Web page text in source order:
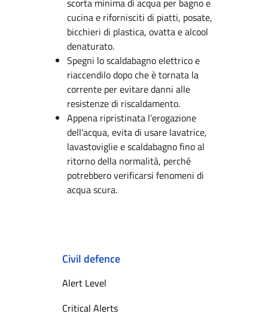
scorta minima di acqua per bagno e
cucina e rifornisciti di piatti, posate,
bicchieri di plastica, ovatta e alcool
denaturato.
Spegni lo scaldabagno elettrico e
riaccendilo dopo che è tornata la
corrente per evitare danni alle
resistenze di riscaldamento.
Appena ripristinata l’erogazione
dell’acqua, evita di usare lavatrice,
lavastoviglie e scaldabagno fino al
ritorno della normalità, perché
potrebbero verificarsi fenomeni di
acqua scura.
Civil defence
Alert Level
Critical Alerts